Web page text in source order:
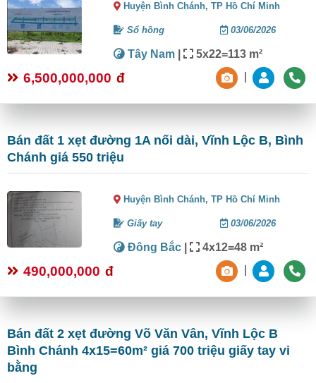
Huyện Bình Chánh,TP Hồ Chí Minh
Sổ hồng 03/06/2026
Tây Nam | 5x22=113 m²
6,500,000,000 đ
Bán đất 1 xẹt đường 1A nối dài, Vĩnh Lộc B, Bình
Chánh giá 550 triệu
Huyện Bình Chánh,TP Hồ Chí Minh
Giấy tay 03/06/2026
Đông Bắc | 4x12=48 m²
490,000,000 đ
Bán đất 2 xẹt đường Võ Văn Vân, Vĩnh Lộc B
Bình Chánh 4x15=60m² giá 700 triệu giấy tay vi
bằng